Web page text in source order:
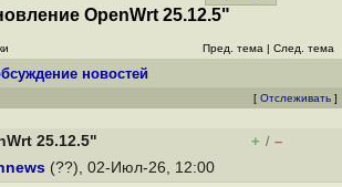
OpenWrt 25.12.5"
Пред. тема | След. тема
новостей
[ Отслеживать ]
25.12.5" + / –
(??), 02-Июл-26, 12:00